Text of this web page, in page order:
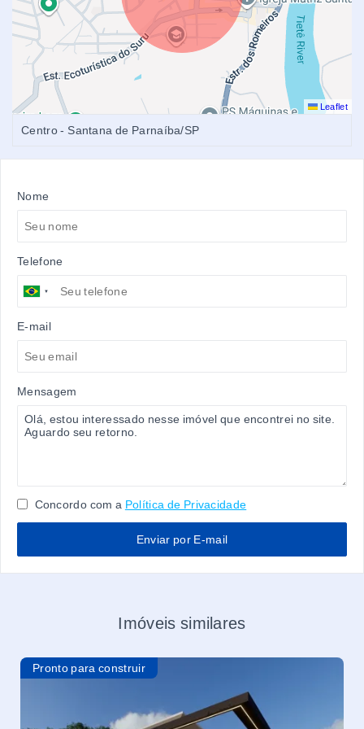
Leaflet
Centro - Santana de Parnaíba/SP
Nome
Telefone
E-mail
Mensagem
Concordo com a Política de Privacidade
Enviar por E-mail
Imóveis similares
Pronto para construir